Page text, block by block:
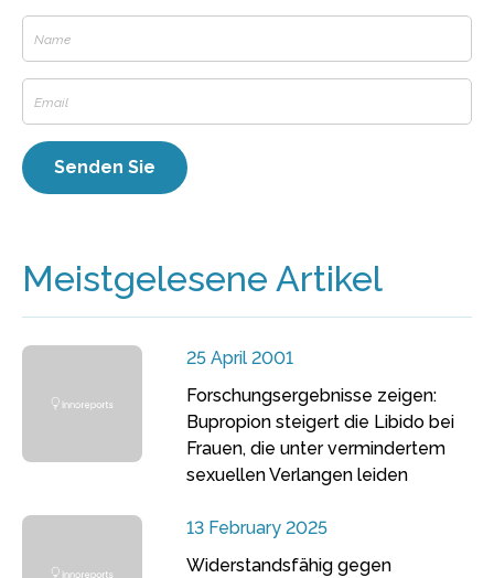
Meistgelesene Artikel
25 April 2001
Forschungsergebnisse zeigen:
Bupropion steigert die Libido bei
Frauen, die unter vermindertem
sexuellen Verlangen leiden
13 February 2025
Widerstandsfähig gegen